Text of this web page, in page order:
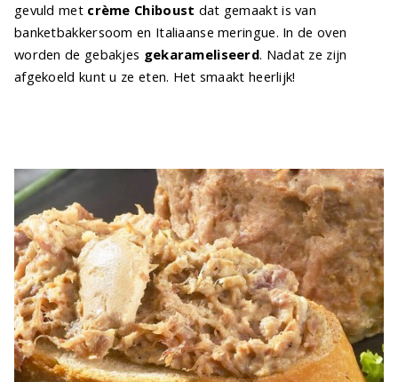
gevuld met crème Chiboust dat gemaakt is van
banketbakkersoom en Italiaanse meringue. In de oven
worden de gebakjes gekarameliseerd. Nadat ze zijn
afgekoeld kunt u ze eten. Het smaakt heerlijk!